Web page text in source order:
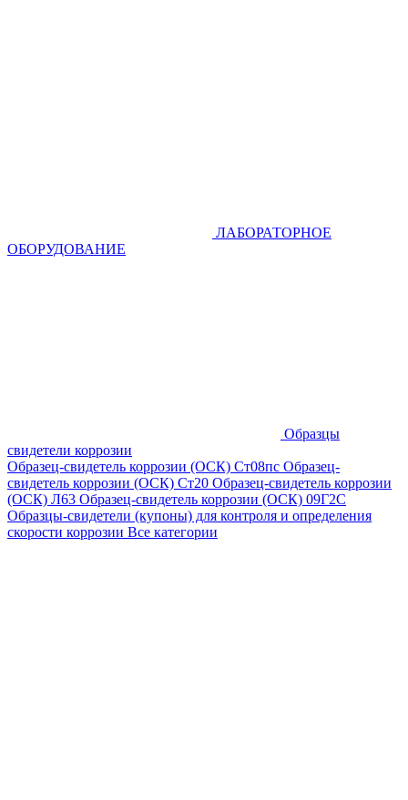
ЛАБОРАТОРНОЕ
ОБОРУДОВАНИЕ
Образцы
свидетели коррозии
Образец-свидетель коррозии (ОСК) Ст08пс Образец-
свидетель коррозии (ОСК) Ст20 Образец-свидетель коррозии
(ОСК) Л63 Образец-свидетель коррозии (ОСК) 09Г2С
Образцы-свидетели (купоны) для контроля и определения
скорости коррозии Все категории